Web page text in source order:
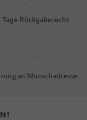
Tage Rückgaberecht
an Wunschadresse